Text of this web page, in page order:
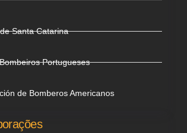
Santa Catarina
Portugueses
de Bomberos Americanos